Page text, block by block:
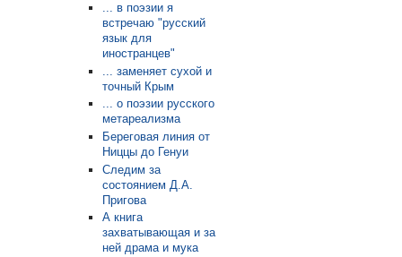
... в поэзии я
встречаю "русский
язык для
иностранцев"
... заменяет сухой и
точный Крым
... о поэзии русского
метареализма
Береговая линия от
Ниццы до Генуи
Следим за
состоянием Д.А.
Пригова
А книга
захватывающая и за
ней драма и мука